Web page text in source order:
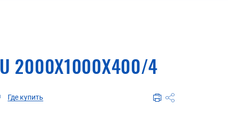
2000X1000X400/4
Где купить